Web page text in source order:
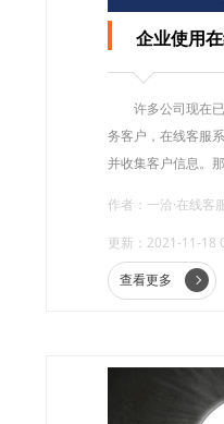
企业使用
许多公司现在已
务客户，在线客服
并收集客户信息。
作者：一洽·在线客
更新：2021-11-18
查看更多